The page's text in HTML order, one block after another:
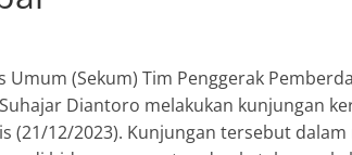
Umum (Sekum) Tim Penggerak
Diantoro melakukan kunjungan
(21/12/2023). Kunjungan tersebut